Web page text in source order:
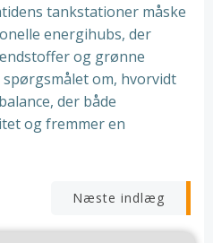
tankstationer måske
energihubs, der
og grønne
om, hvorvidt
der både
og fremmer en
Næste indlæg